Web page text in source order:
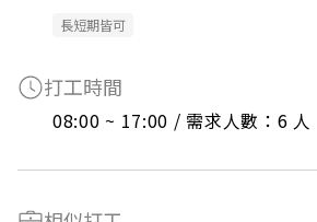
長短期皆可
打工時間
08:00 ~ 17:00 / 需求人數：6 人